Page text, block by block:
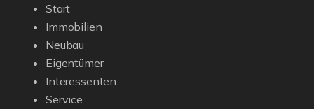
Start
Immobilien
Neubau
Eigentümer
Interessenten
Service